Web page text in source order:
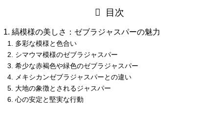
目次
縞模様の美しさ：ゼブラジャスパーの魅力
多彩な模様と色合い
シマウマ模様のゼブラジャスパー
希少な赤褐色や緑色のゼブラジャスパー
メキシカンゼブラジャスパーとの違い
大地の象徴とされるジャスパー
心の安定と堅実な行動